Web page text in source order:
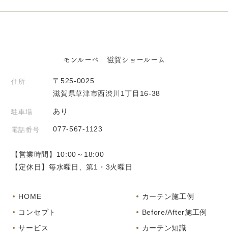
モンルーベ 滋賀ショールーム
住所
〒525-0025
滋賀県草津市西渋川1丁目16-38
駐車場 あり
電話番号 077-567-1123
【営業時間】10:00～18:00
【定休日】毎水曜日、第1・3火曜日
HOME
コンセプト
サービス
カーテン施工例
Before/After施工例
カーテン知識